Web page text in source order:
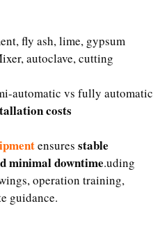
fly ash, lime, gypsum
autoclave, cutting
automatic vs fully automatic
costs
ensures stable
minimal downtime.uding
operation training,
guidance.